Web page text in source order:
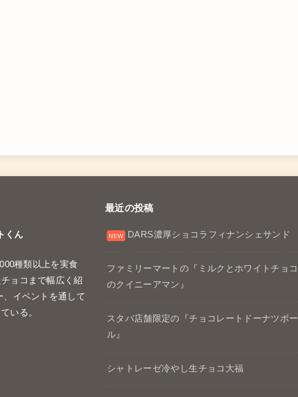
くん
種類以上を実食
ョコまで幅広く紹
イベントを通して
いる。
最近の投稿
DARS濃厚ショコラフィナンシェサンド
ファミリーマートの『ミルクとホワイトチョコ
のクイニーアマン』
スタバ店舗限定の『チョコレートドーナツボー
ル』
シャトレーゼ冷やし生チョコ大福